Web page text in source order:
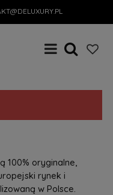
100% oryginalne,
rynek i
w Polsce.